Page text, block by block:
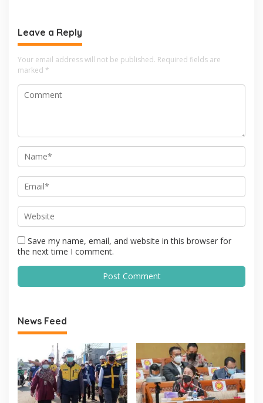
Leave a Reply
Your email address will not be published. Required fields are
marked *
Save my name, email, and website in this browser for
the next time I comment.
News Feed